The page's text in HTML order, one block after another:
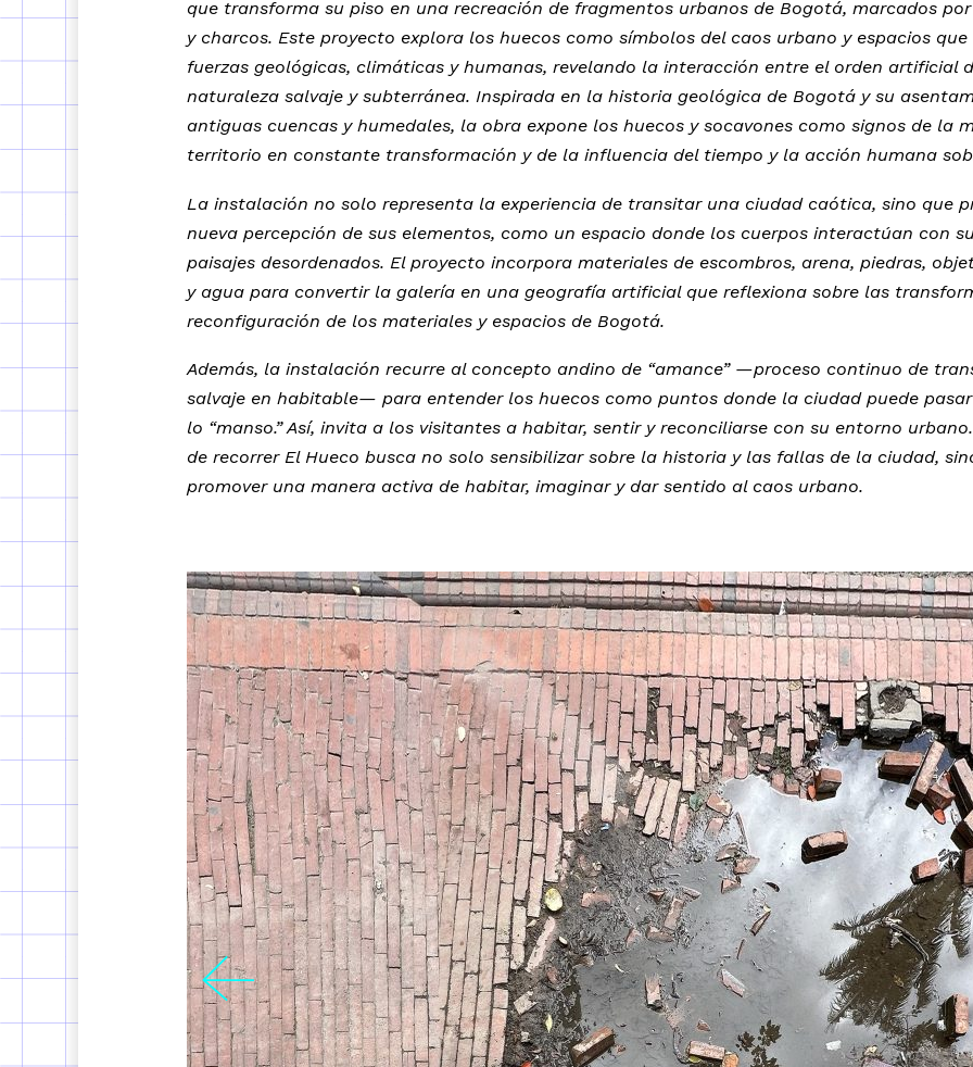
que transforma su piso en una recreación de fragmentos urbanos de Bogotá, marcados
y charcos. Este proyecto explora los huecos como símbolos del caos urbano y espacios
fuerzas geológicas, climáticas y humanas, revelando la interacción entre el orden artificial
naturaleza salvaje y subterránea. Inspirada en la historia geológica de Bogotá y su
antiguas cuencas y humedales, la obra expone los huecos y socavones como signos de la
territorio en constante transformación y de la influencia del tiempo y la acción humana
La instalación no solo representa la experiencia de transitar una ciudad caótica, sino que
nueva percepción de sus elementos, como un espacio donde los cuerpos interactúan con
paisajes desordenados. El proyecto incorpora materiales de escombros, arena, piedras,
y agua para convertir la galería en una geografía artificial que reflexiona sobre las
reconfiguración de los materiales y espacios de Bogotá.
Además, la instalación recurre al concepto andino de “amance” —proceso continuo de
salvaje en habitable— para entender los huecos como puntos donde la ciudad puede pasar
lo “manso.” Así, invita a los visitantes a habitar, sentir y reconciliarse con su entorno
de recorrer El Hueco busca no solo sensibilizar sobre la historia y las fallas de la ciudad,
promover una manera activa de habitar, imaginar y dar sentido al caos urbano.